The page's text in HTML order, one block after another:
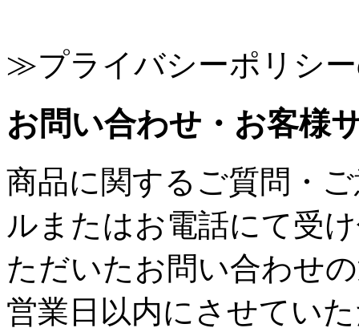
≫プライバシーポリシ
お問い合わせ・お客様
商品に関するご質問・
ルまたはお電話にて受
ただいたお問い合わせ
営業日以内にさせてい